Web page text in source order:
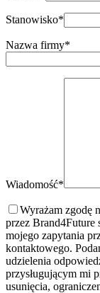
Stanowisko*
Nazwa firmy*
Wiadomość*
Wyrażam zgodę
przez Brand4Future
mojego zapytania
kontaktowego.
udzielenia
przysługującym mi
usunięcia,